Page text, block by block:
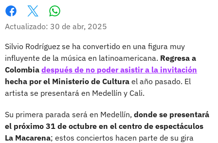
Facebook
X
Actualizado: 30 de abr, 2025
Silvio Rodríguez se ha convertido en una figura muy
influyente de la música en latinoamericana. Regresa a
Colombia después de no poder asistir a la invitación
hecha por el Ministerio de Cultura el año pasado. El
artista se presentará en Medellín y Cali.
Su primera parada será en Medellín, donde se presentará
el próximo 31 de octubre en el centro de espectáculos
La Macarena; estos conciertos hacen parte de su gira